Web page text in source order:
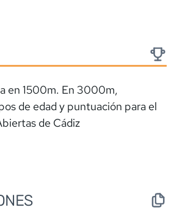
en 1500m. En 3000m,
de edad y puntuación para el
de Cádiz